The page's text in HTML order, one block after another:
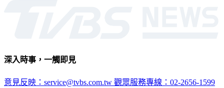
深入時事，一觸即見
意見反映：service@tvbs.com.tw 觀眾服務專線：02-2656-1599